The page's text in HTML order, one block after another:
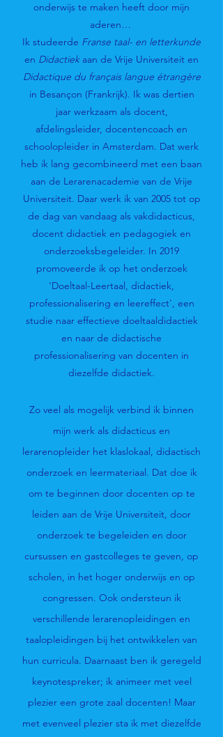
onderwijs te maken heeft door mijn
aderen…
Ik studeerde Franse taal- en letterkunde
en Didactiekaan de Vrije Universiteit en
Didactique du français langue étrangère
in Besançon (Frankrijk). Ik was dertien
jaar werkzaam als docent,
afdelingsleider, docentencoach en
schoolopleider in Amsterdam. Dat werk
heb ik lang gecombineerd met een baan
aan de Lerarenacademie van de Vrije
Universiteit. Daar werk ik van 2005 tot op
de dag van vandaag als vakdidacticus,
docent didactiek en pedagogiek en
onderzoeksbegeleider. In 2019
promoveerde ik op het onderzoek
'Doeltaal-Leertaal, didactiek,
professionalisering en leereffect', een
studie naar effectieve doeltaaldidactiek
en naar de didactische
professionalisering van docenten in
diezelfde didactiek.
Zo veel als mogelijk verbind ik binnen
mijn werk als didacticus en
lerarenopleider het klaslokaal, didactisch
onderzoek en leermateriaal. Dat doe ik
om te beginnen door docenten op te
leiden aan de Vrije Universiteit, door
onderzoek te begeleiden en door
cursussen en gastcolleges te geven, op
scholen, in het hoger onderwijs en op
congressen. Ook ondersteun ik
verschillende lerarenopleidingen en
taalopleidingen bij het ontwikkelen van
hun curricula. Daarnaast ben ik geregeld
keynotespreker; ik animeer met veel
plezier een grote zaal docenten! Maar
met evenveel plezier sta ik met diezelfde